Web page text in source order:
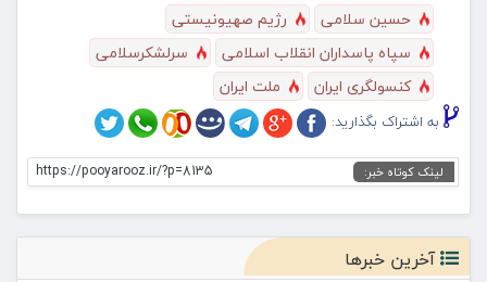
حسین سلامی
رژیم صهیونیستی
سپاه پاسداران انقلاب اسلامی
سرلشکرسلامی
کنسولگری ایران
ملت ایران
به اشتراک بگذارید:
لینک کوتاه خبر: https://pooyarooz.ir/?p=8135
آخرین خبرها